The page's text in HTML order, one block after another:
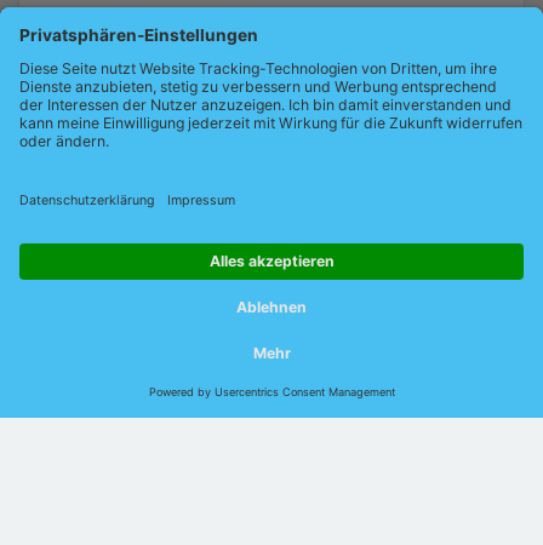
Newsletter abonnieren
Bleiben Sie informiert!Erhalten Sie Angebote und Neuigkeiten
rund um industrielle Netzwerke sowie deren Optimierung –
bequem per E-Mail.